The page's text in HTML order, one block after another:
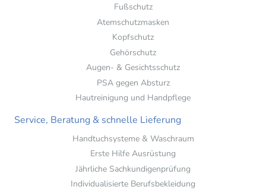
Fußschutz
Atemschutzmasken
Kopfschutz
Gehörschutz
Augen- & Gesichtsschutz
PSA gegen Absturz
Hautreinigung und Handpflege
Service, Beratung & schnelle Lieferung
Handtuchsysteme & Waschraum
Erste Hilfe Ausrüstung
Jährliche Sachkundigenprüfung
Individualisierte Berufsbekleidung